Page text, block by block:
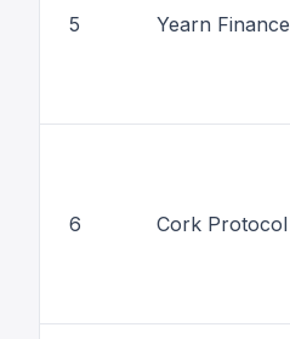
5 Yearn Finance
6 Cork Protocol